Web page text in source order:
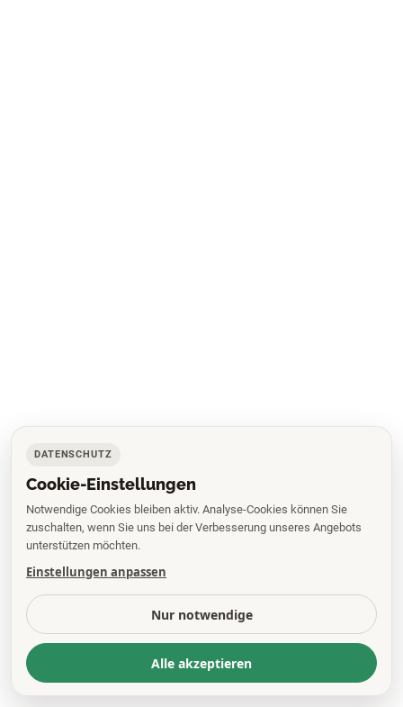
DATENSCHUTZ
Cookie-Einstellungen
Notwendige Cookies bleiben aktiv. Analyse-Cookies können Sie
zuschalten, wenn Sie uns bei der Verbesserung unseres Angebots
unterstützen möchten.
Einstellungen anpassen
Nur notwendige
Alle akzeptieren